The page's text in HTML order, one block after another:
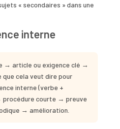
« secondaires » dans une
interne
→ article ou exigence clé →
cela veut dire pour
interne (verbe +
procédure courte → preuve
→ amélioration.